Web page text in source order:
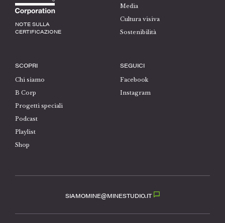
NOTE SULLA
CERTIFICAZIONE
Media
Cultura visiva
Sostenibilità
SCOPRI
Chi siamo
B Corp
Progetti speciali
Podcast
Playlist
Shop
SEGUICI
Facebook
Instagram
SIAMOMINE@MINESTUDIO.IT